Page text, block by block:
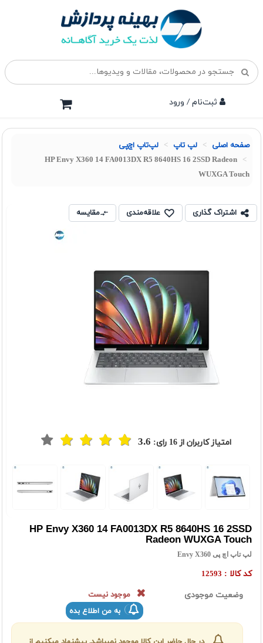
ثبت‌نام / ورود
صفحه اصلی لپ تاپ لپ‌تاپ اچ‌پی
HP Envy X360 14 FA0013DX R5 8640HS 16 2SSD Radeon
WUXGA Touch
اشتراک گذاری علاقه‌مندی مقایسه
امتیاز کاربران از16 رای: 3.6
HP Envy X360 14 FA0013DX R5 8640HS 16 2SSD
Radeon WUXGA Touch
لپ تاپ اچ پی Envy X360
کد کالا : 12593
وضعیت موجودی
موجود نیست
به من اطلاع بده